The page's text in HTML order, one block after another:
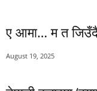
ए आमा… म त
August 19, 2025